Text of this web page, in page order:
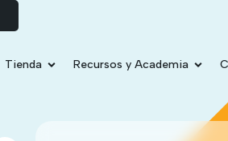
Tienda Recursos y Academia